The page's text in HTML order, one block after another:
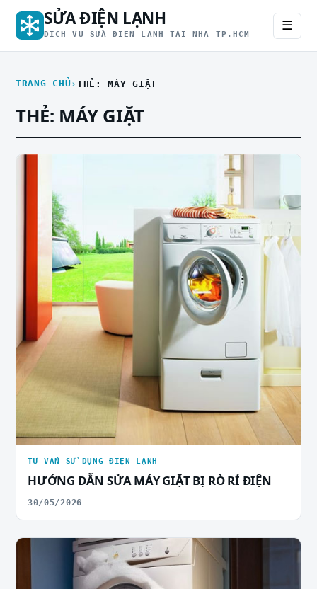
SỬA ĐIỆN LẠNH
DỊCH VỤ SỬA ĐIỆN LẠNH TẠI NHÀ TP.HCM
☰
TRANG CHỦ THẺ: MÁY GIẶT
THẺ: MÁY GIẶT
TƯ VẤN SỬ DỤNG ĐIỆN LẠNH
HƯỚNG DẪN SỬA MÁY GIẶT BỊ RÒ RỈ ĐIỆN
30/05/2026